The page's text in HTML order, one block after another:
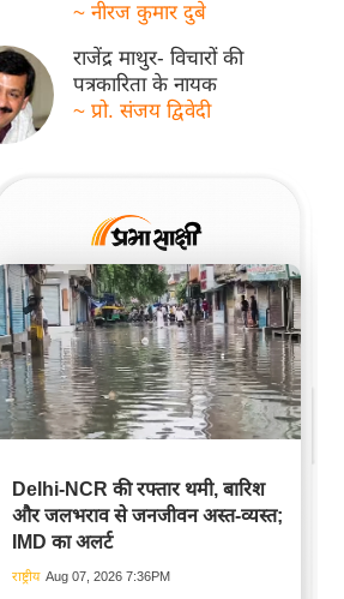
~ नीरज कुमार दुबे
राजेंद्र माथुर- विचारों की
पत्रकारिता के नायक
~ प्रो. संजय द्विवेदी
Delhi-NCR की रफ्तार थमी, बारिश
और जलभराव से जनजीवन अस्त-व्यस्त;
IMD का अलर्ट
राष्ट्रीय Aug 07, 2026 7:36PM